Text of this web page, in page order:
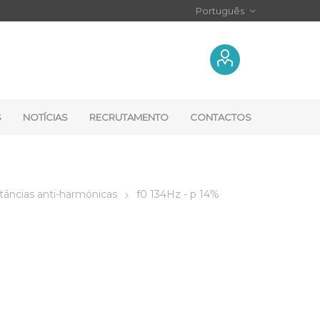
NOTÍCIAS RECRUTAMENTO CONTACTOS
anti-harmónicas f0 134Hz - p 14%